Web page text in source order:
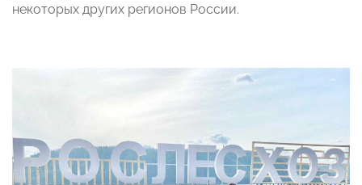
некоторых других регионов России.